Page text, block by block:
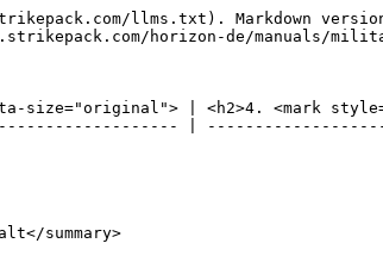
llms.txt). Markdown
horizon-de/manuals/
size="original"> | <h2>4. <mark
|
summary>